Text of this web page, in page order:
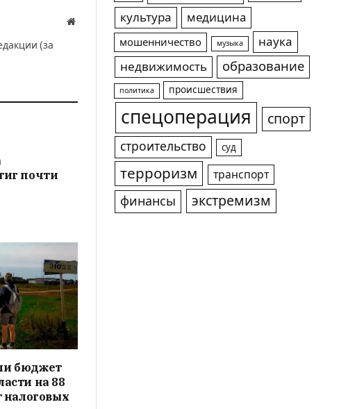
Website
(за
почти
бюджет
на 88
налоговых
культура медицина
мошенничество музыка
наука
недвижимость
образование
политика происшествия
спецоперация спорт
строительство суд
терроризм транспорт
финансы экстремизм